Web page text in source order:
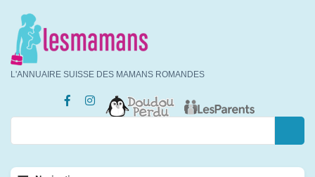
contenu
principal
L'ANNUAIRE SUISSE DES MAMANS ROMANDES
Rechercher